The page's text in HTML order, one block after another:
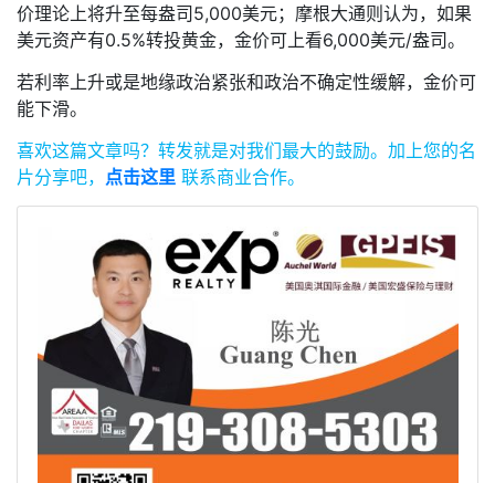
价理论上将升至每盎司5,000美元；摩根大通则认为，如果
美元资产有0.5%转投黄金，金价可上看6,000美元/盎司。
若利率上升或是地缘政治紧张和政治不确定性缓解，金价可
能下滑。
喜欢这篇文章吗？ 转发就是对我们最大的鼓励。 加上您的名
片分享吧， 点击这里 联系商业合作。